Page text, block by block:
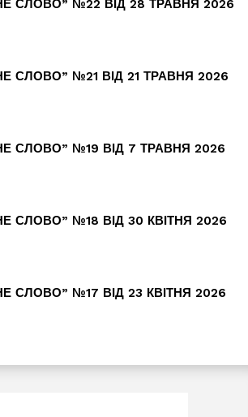
СЛОВО” №22 ВІД 28 ТРАВНЯ 2026
СЛОВО” №21 ВІД 21 ТРАВНЯ 2026
СЛОВО” №19 ВІД 7 ТРАВНЯ 2026
СЛОВО” №18 ВІД 30 КВІТНЯ 2026
СЛОВО” №17 ВІД 23 КВІТНЯ 2026